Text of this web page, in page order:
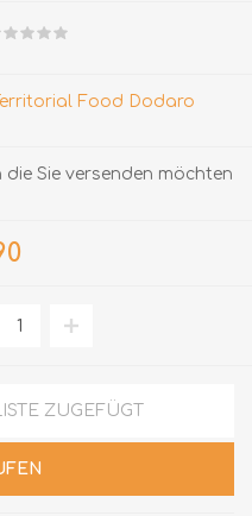
Food Dodaro
die Sie versenden möchten
ZUGEFÜGT